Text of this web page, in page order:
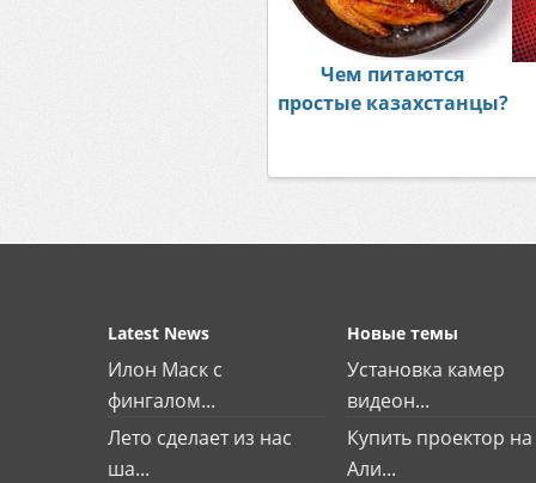
Чем питаются
простые казахстанцы?
Latest News
Илон Маск с
фингалом...
Лето сделает из нас
ша...
Новые темы
Установка камер
видеон...
Купить проектор на
Али...